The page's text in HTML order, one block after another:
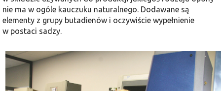
nie ma w ogóle kauczuku naturalnego. Dodawane są
elementy z grupy butadienów i oczywi­ście wypełnienie
w postaci sadzy.